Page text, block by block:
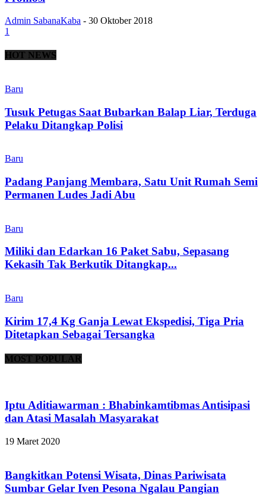
Admin SabanaKaba - 30 Oktober 2018
1
HOT NEWS
Baru
Tusuk Petugas Saat Bubarkan Balap Liar, Terduga
Pelaku Ditangkap Polisi
Baru
Padang Panjang Membara, Satu Unit Rumah Semi
Permanen Ludes Jadi Abu
Baru
Miliki dan Edarkan 16 Paket Sabu, Sepasang
Kekasih Tak Berkutik Ditangkap...
Baru
Kirim 17,4 Kg Ganja Lewat Ekspedisi, Tiga Pria
Ditetapkan Sebagai Tersangka
MOST POPULAR
Iptu Aditiawarman : Bhabinkamtibmas Antisipasi
dan Atasi Masalah Masyarakat
19 Maret 2020
Bangkitkan Potensi Wisata, Dinas Pariwisata
Sumbar Gelar Iven Pesona Ngalau Pangian